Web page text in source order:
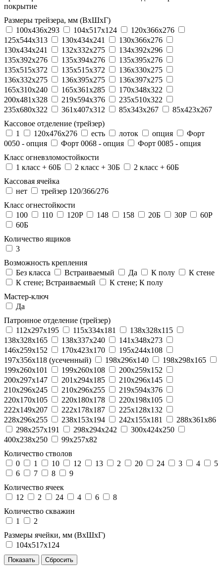
покрытие
Размеры трейзера, мм (ВхШхГ)
100x436x293
104х517х124
120x366x276
125x544x313
130x434x241
130х366х276
130х434х241
132x332x275
134x392x296
135x392x276
135x394x276
135x395x276
135x515x372
135х515х372
136x330x275
136x332x275
136x395x275
136x397x275
165x310x240
165x361x285
170x348x322
200x481x328
219x594x376
235x510x322
235x680x322
361x407x312 85x343x267
85x423x267
Кассовое отделение (трейзер)
1
120х476х276 есть лоток опция
Форт
0050 - опция
Форт 0068 - опция
Форт 0085 - опция
Класс огневзломостойкости
1 класс + 60Б
2 класс + 30Б
2 класс + 60Б
Кассовая ячейка
нет
трейзер 120/366/276
Класс огнестойкости
100
110 120P 148 158 20Б 30P
60P
60Б
Количество ящиков
3
Возможность крепления
Без класса
Встраиваемый Да К полу
К стене
К стене; Встраиваемый
К стене; К полу
Мастер-ключ
Да
Патронное отделение (трейзер)
112x297x195
115x334x181
138x328x115
138x328x165
138x337x240
141x348x273
146x259x152
170x423x170
195x244x108
197x356x118 (усеченный)
198x296x140
198x298x165
199x260x101
199x260x108
200x259x152
200x297x147
201x294x185
210x296x145
210x296x245
210x296x255
219x594x376
220x170x105
220x180x178
220x198x105
222x149x207
222x178x187
225x128x132
228x296x255
238x153x194 242x155x181
288x361x86
298x257x191
298x294x242
300x424x250
400x238x250
99x257x82
Количество стволов
0
1 10 12 13 2 20 24 3 4
5
6
7 8
9
Количество ячеек
12
2 24 4 6
8
Количество скважин
1
2
Размеры ячейки, мм (ВхШхГ)
104х517х124